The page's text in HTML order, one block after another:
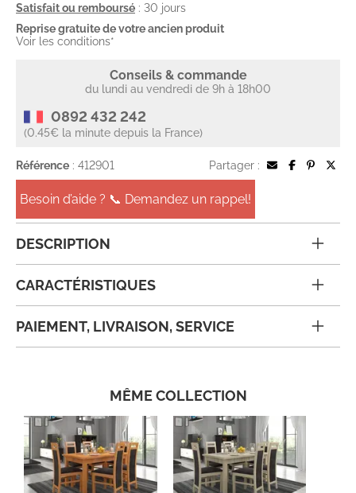
Satisfait ou remboursé : 30 jours
Reprise gratuite de votre ancien produit
Voir les conditions*
Conseils & commande
du lundi au vendredi de 9h à 18h00
0892 432 242
(0.45€ la minute depuis la France)
Référence : 412901 Partager :
Besoin d’aide ? 📞 Demandez un rappel!
DESCRIPTION
CARACTÉRISTIQUES
PAIEMENT, LIVRAISON, SERVICE
MÊME COLLECTION